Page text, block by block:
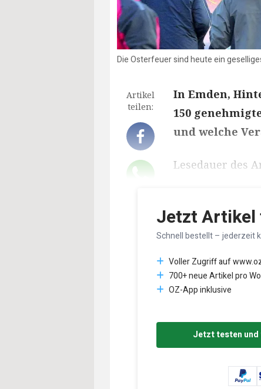
Die Osterfeuer sind heute ein
Artikel
teilen:
In Emden,
150
und welche
Lesedauer des
Jetzt
Schnell bestellt – jederzeit
Voller Zugriff auf
700+ neue Artikel pro
OZ-App inklusive
Jetzt testen und